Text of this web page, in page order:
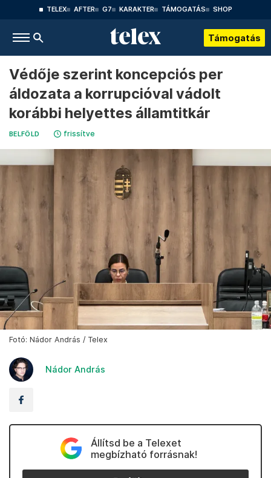
TELEX AFTER G7 KARAKTER TÁMOGATÁS SHOP
Támogatás
Védője szerint koncepciós per
áldozata a korrupcióval vádolt
korábbi helyettes államtitkár
BELFÖLD frissítve
Fotó: Nádor András / Telex
Nádor András
Állítsd be a Telexet
megbízható forrásnak!